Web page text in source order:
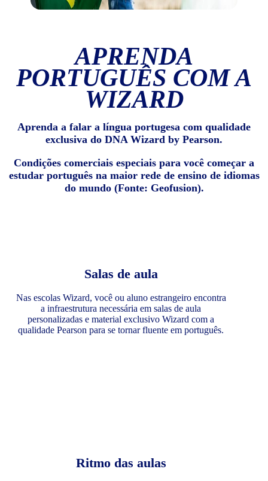
APRENDA
PORTUGUÊS COM A
WIZARD
Aprenda a falar a língua portugesa com qualidade
exclusiva do DNA Wizard by Pearson.
Condições comerciais especiais para você começar a
estudar português na maior rede de ensino de idiomas
do mundo (Fonte: Geofusion).
Salas de aula
Nas escolas Wizard, você ou aluno estrangeiro encontra
a infraestrutura necessária em salas de aula
personalizadas e material exclusivo Wizard com a
qualidade Pearson para se tornar fluente em português.
Ritmo das aulas